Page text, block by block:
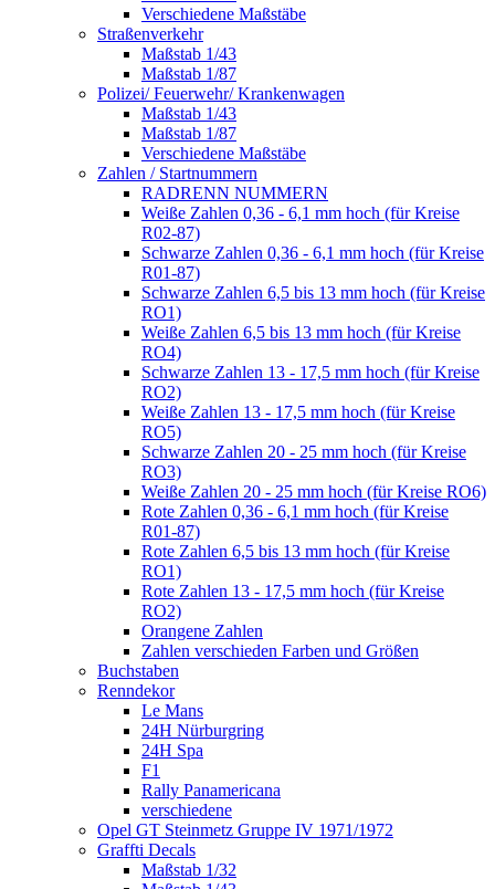
Verschiedene Maßstäbe
Straßenverkehr
Maßstab 1/43
Maßstab 1/87
Polizei/ Feuerwehr/ Krankenwagen
Maßstab 1/43
Maßstab 1/87
Verschiedene Maßstäbe
Zahlen / Startnummern
RADRENN NUMMERN
Weiße Zahlen 0,36 - 6,1 mm hoch (für Kreise
R02-87)
Schwarze Zahlen 0,36 - 6,1 mm hoch (für Kreise
R01-87)
Schwarze Zahlen 6,5 bis 13 mm hoch (für Kreise
RO1)
Weiße Zahlen 6,5 bis 13 mm hoch (für Kreise
RO4)
Schwarze Zahlen 13 - 17,5 mm hoch (für Kreise
RO2)
Weiße Zahlen 13 - 17,5 mm hoch (für Kreise
RO5)
Schwarze Zahlen 20 - 25 mm hoch (für Kreise
RO3)
Weiße Zahlen 20 - 25 mm hoch (für Kreise RO6)
Rote Zahlen 0,36 - 6,1 mm hoch (für Kreise
R01-87)
Rote Zahlen 6,5 bis 13 mm hoch (für Kreise
RO1)
Rote Zahlen 13 - 17,5 mm hoch (für Kreise
RO2)
Orangene Zahlen
Zahlen verschieden Farben und Größen
Buchstaben
Renndekor
Le Mans
24H Nürburgring
24H Spa
F1
Rally Panamericana
verschiedene
Opel GT Steinmetz Gruppe IV 1971/1972
Graffti Decals
Maßstab 1/32